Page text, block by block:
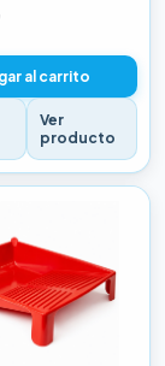
al carrito
Ver
producto